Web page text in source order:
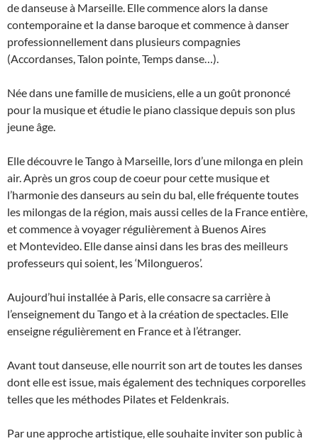
de danseuse à Marseille. Elle commence alors la danse
contemporaine et la danse baroque et commence à danser
professionnellement dans plusieurs compagnies
(Accordanses, Talon pointe, Temps danse…).
Née dans une famille de musiciens, elle a un goût prononcé
pour la musique et étudie le piano classique depuis son plus
jeune âge.
Elle découvre le Tango à Marseille, lors d’une milonga en plein
air. Après un gros coup de coeur pour cette musique et
l’harmonie des danseurs au sein du bal, elle fréquente toutes
les milongas de la région, mais aussi celles de la France entière,
et commence à voyager régulièrement à Buenos Aires
et Montevideo. Elle danse ainsi dans les bras des meilleurs
professeurs qui soient, les ‘Milongueros’.
Aujourd’hui installée à Paris, elle consacre sa carrière à
l’enseignement du Tango et à la création de spectacles. Elle
enseigne régulièrement en France et à l’étranger.
Avant tout danseuse, elle nourrit son art de toutes les danses
dont elle est issue, mais également des techniques corporelles
telles que les méthodes Pilates et Feldenkrais.
Par une approche artistique, elle souhaite inviter son public à